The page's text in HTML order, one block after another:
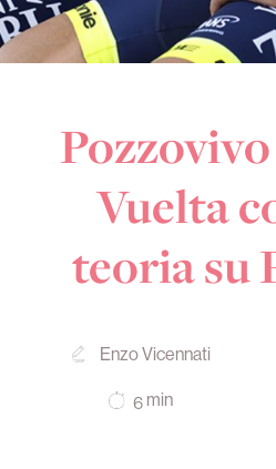
Vuelta
teoria su
Enzo Vicennati
6 min